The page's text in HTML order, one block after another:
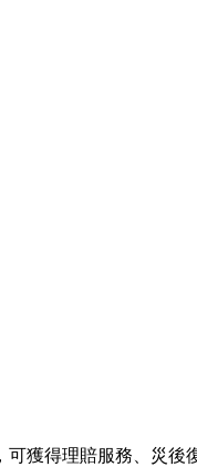
獲得理賠服務、災後